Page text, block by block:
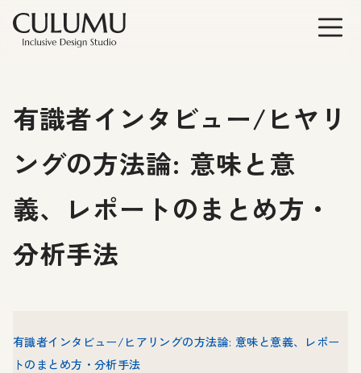
有識者インタビュー/ヒヤリ
ングの方法論: 意味と意
義、レポートのまとめ方・
分析手法
有識者インタビュー/ヒアリングの方法論: 意味と意義、レポー
トのまとめ方・分析手法